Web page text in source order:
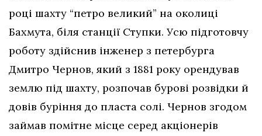
році шахту “петро великий” на околиці
Бахмута, біля станції Ступки. Усю підготовчу
роботу здійснив інженер з петербурга
Дмитро Чернов, який з 1881 року орендував
землю під шахту, розпочав бурові розвідки й
довів буріння до пласта солі. Чернов згодом
займав помітне місце серед акціонерів